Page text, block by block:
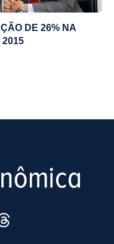
DE 26% NA
2015